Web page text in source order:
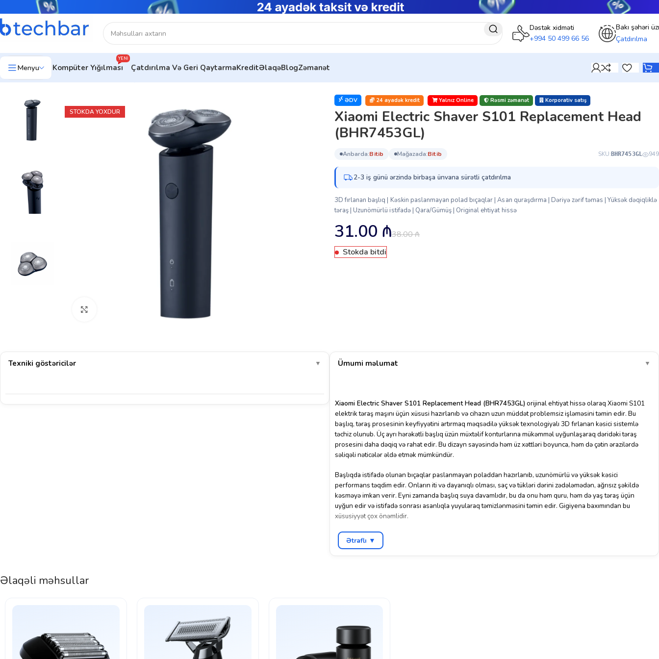
Dəstək xidməti
+994 50 499 66 56
Bakı şəhəri
Çatdırılma
Menyu Kompüter Yığılması
YENI
Çatdırılma Və Geri QaytarmaKreditƏlaqəBlogZəmanət
Ev Ev üçün texnologiya
STOKDA YOXDUR
ƏDV 24 ayadək kredit Yalnız Online Rəsmi zəmanət Korporativ satış
Xiaomi Electric Shaver S101 Replacement Head
(BHR7453GL)
anbarda: bi̇ti̇b mağazada: bi̇ti̇b SKU:BHR7453GL 949
2-3 iş günü ərzində birbaşa ünvana sürətli çatdırılma
3D fırlanan başlıq | Kəskin paslanmayan polad bıçaqlar | Asan quraşdırma | Dəriyə zərif təmas | Yüksək dəqiqliklə
təraş | Uzunömürlü istifadə | Qara/Gümüş | Original ehtiyat hissə
38.00₼
31.00 ₼
Stokda bitdi
Texniki göstəricilər ▼ Ümumi məlumat ▼
Xiaomi Electric Shaver S101 Replacement Head (BHR7453GL) orijinal ehtiyat hissə olaraq Xiaomi S101
elektrik təraş maşını üçün xüsusi hazırlanıb və cihazın uzun müddət problemsiz işləməsini təmin edir. Bu
başlıq, təraş prosesinin keyfiyyətini artırmaq məqsədilə yüksək texnologiyalı 3D fırlanan kəsici sistemlə
təchiz olunub. Üç ayrı hərəkətli başlıq üzün müxtəlif konturlarına mükəmməl uyğunlaşaraq dəridəki təraş
prosesini daha dəqiq və rahat edir. Bu dizayn sayəsində həm üz xəttləri boyunca, həm də çətin ərazilərdə
səliqəli nəticələr əldə etmək mümkündür.
Başlıqda istifadə olunan bıçaqlar paslanmayan poladdan hazırlanıb, uzunömürlü və yüksək kəsici
performans təqdim edir. Onların iti və dayanıqlı olması, saç və tükləri dərini zədələmədən, ağrısız şəkildə
kəsməyə imkan verir. Eyni zamanda başlıq suya davamlıdır, bu da onu həm quru, həm də yaş təraş üçün
uyğun edir və istifadə sonrası asanlıqla yuyularaq təmizlənməsini təmin edir. Gigiyena baxımından bu
xüsusiyyət çox önəmlidir.
Dəyişdirilməsi çox sadədir: köhnə başlıq çıxarılır, yenisi asanlıqla quraşdırılır. Bu, istifadəçiyə əlavə rahatlıq
verir və təraş maşınının performansını daima yüksək səviyyədə saxlamağa kömək edir. İstehsalçı tövsiyəsinə
Ətraflı ▼
Əlaqəli məhsullar